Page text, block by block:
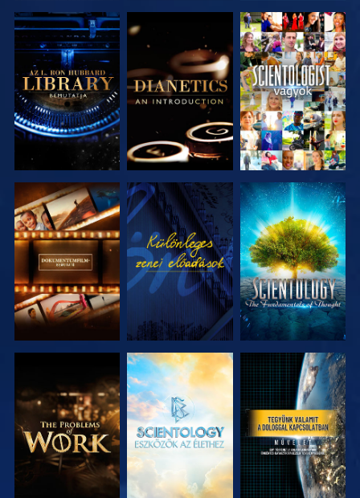
A SOROZAT
RÉSZEI
A SOROZAT
RÉSZEI
MŰSORNÉZÉS
A SOROZAT
RÉSZEI
MŰSORNÉZÉS
A SOROZAT
RÉSZEI
A SOROZAT
RÉSZEI
A SOROZAT
RÉSZEI
MŰSORNÉZÉS